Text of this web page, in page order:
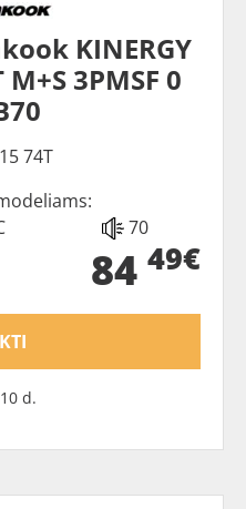
KINERGY
3PMSF 0
74T
70
84 49€
d.